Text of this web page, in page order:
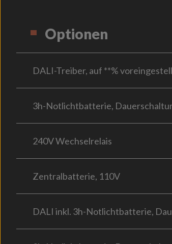
Optionen
DALI-Treiber, auf **%
3h-Notlichtbatterie,
240V Wechselrelais
Zentralbatterie, 110V
DALI inkl. 3h-Notlichtbatterie,